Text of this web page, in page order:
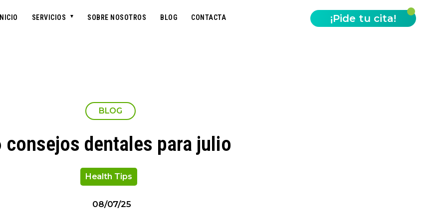
SERVICIOS SOBRE NOSOTROS BLOG CONTACTA ¡Pide tu cita!
BLOG
consejos dentales para julio
Health Tips
08/07/25